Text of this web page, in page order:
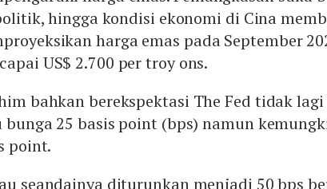
hingga kondisi ekonomi di Cina
harga emas pada September
US$ 2.700 per troy ons.
bahkan berekspektasi The Fed tidak
bunga 25 basis point (bps) namun
point.
seandainya diturunkan menjadi 50 bps